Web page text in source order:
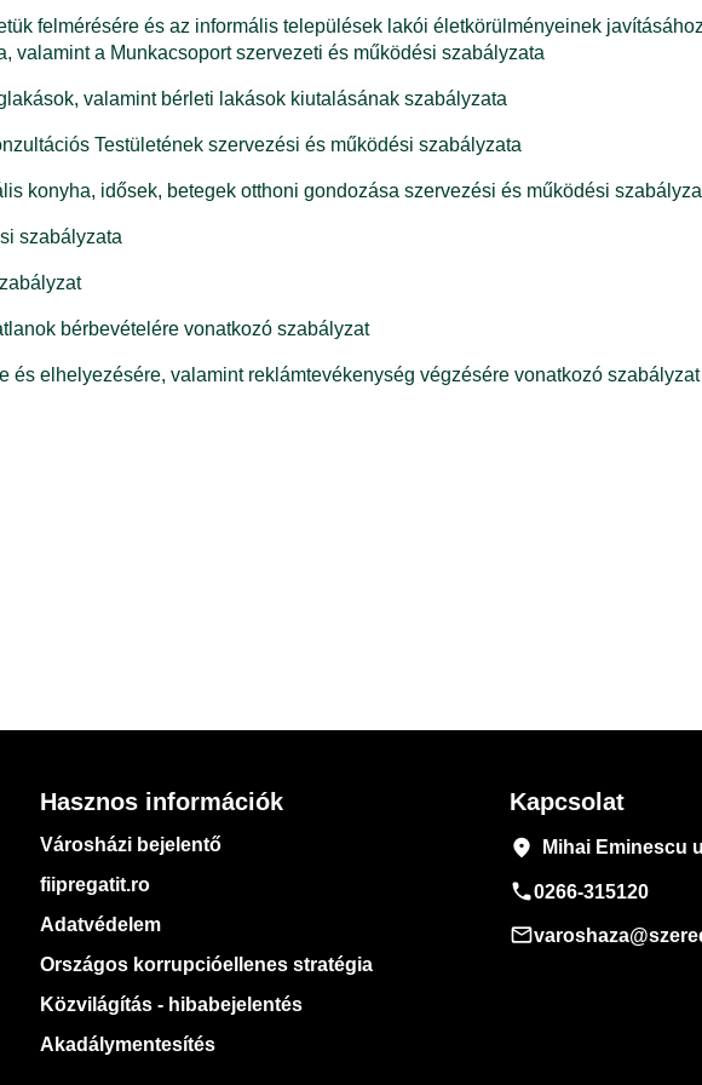
felmérésére és az informális települések lakói életkörülményeinek
valamint a Munkacsoport szervezeti és működési szabályzata
valamint bérleti lakások kiutalásának szabályzata
Testületének szervezési és működési szabályzata
konyha, idősek, betegek otthoni gondozása szervezési és működési
szabályzata
bérbevételére vonatkozó szabályzat
és elhelyezésére, valamint reklámtevékenység végzésére vonatkozó szabályzat
Hasznos információk
Városházi bejelentő
fiipregatit.ro
Adatvédelem
Országos korrupcióellenes stratégia
Közvilágítás - hibabejelentés
Akadálymentesítés
Kapcsolat
place Mihai Eminescu
phone0266-315120
mail_outline